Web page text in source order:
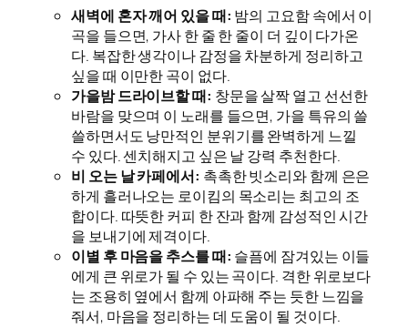
새벽에 혼자 깨어 있을 때: 밤의 고요함 속에서 이
곡을 들으면, 가사 한 줄 한 줄이 더 깊이 다가온
다. 복잡한 생각이나 감정을 차분하게 정리하고
싶을 때 이만한 곡이 없다.
가을밤 드라이브할 때: 창문을 살짝 열고 선선한
바람을 맞으며 이 노래를 들으면, 가을 특유의 쓸
쓸하면서도 낭만적인 분위기를 완벽하게 느낄
수 있다. 센치해지고 싶은 날 강력 추천한다.
비 오는 날 카페에서: 촉촉한 빗소리와 함께 은은
하게 흘러나오는 로이킴의 목소리는 최고의 조
합이다. 따뜻한 커피 한 잔과 함께 감성적인 시간
을 보내기에 제격이다.
이별 후 마음을 추스를 때: 슬픔에 잠겨있는 이들
에게 큰 위로가 될 수 있는 곡이다. 격한 위로보다
는 조용히 옆에서 함께 아파해 주는 듯한 느낌을
줘서, 마음을 정리하는 데 도움이 될 것이다.